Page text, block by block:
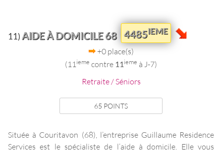
11)AIDE À DOMICILE 68 4485IEME
+0 place(s)
(11 ieme contre 11ieme à J-7)
Retraite / Séniors
65 POINTS
Située à Couritavon (68), l’entreprise Guillaume Residence
Services est le spécialiste de l’aide à domicile. Elle vous